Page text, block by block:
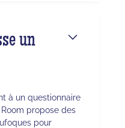
un
à un questionnaire
propose des
pour